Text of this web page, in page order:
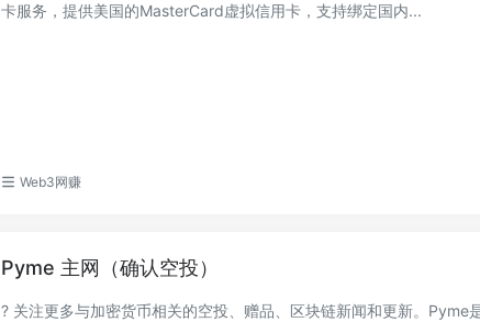
卡服务，提供美国的MasterCard虚拟信用卡，支持绑定国内...
Web3网赚
Pyme 主网（确认空投）
? 关注更多与加密货币相关的空投、赠品、区块链新闻和更新。